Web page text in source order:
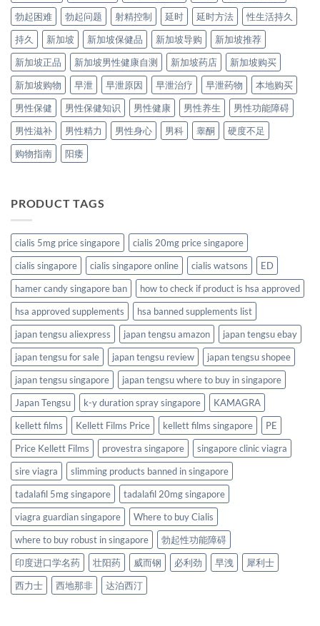
勃起困难
勃起问题 射精控制 延时 延时方法
性生活持久
持久
新加坡 新加坡保健品 新加坡导购
新加坡推荐
新加坡正品
新加坡男性健康自测 新加坡药店
新加坡购买
新加坡购物
早泄 早泄原因 早泄治疗 早泄药物
本地购买
男性保健
男性保健知识 男性健康 男性养生
男性功能障碍
男性滋补
男性精力 男性身心 男科 睾酮
硬度不足
购物指南
阳痿
PRODUCT TAGS
cialis 5mg price singapore
cialis 20mg price singapore
cialis singapore
cialis singapore online cialis watsons
ED
hamer candy singapore ban
how to check if product is hsa approved
hsa approved supplements
hsa banned supplements list
japan tengsu aliexpress
japan tengsu amazon
japan tengsu ebay
japan tengsu for sale
japan tengsu review
japan tengsu shopee
japan tengsu singapore
japan tengsu where to buy in singapore
Japan Tengsu
k-y duration spray singapore
KAMAGRA
kellett films
Kellett Films Price kellett films singapore
PE
Price Kellett Films
provestra singapore
singapore clinic viagra
sire viagra
slimming products banned in singapore
tadalafil 5mg singapore
tadalafil 20mg singapore
viagra guardian singapore
Where to buy Cialis
where to buy robust in singapore
勃起性功能障碍
印度进口学名药
壮阳药 威而钢 必利劲 早洩
犀利士
西力士
西地那非 达泊西汀